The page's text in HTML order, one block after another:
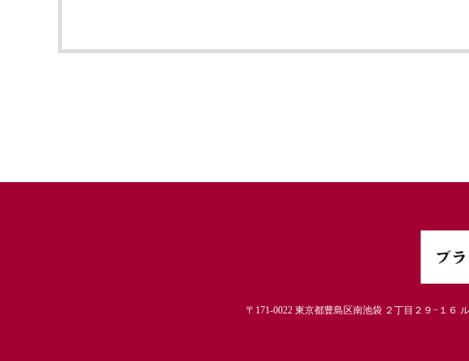
〒171-0022 東京都豊島区南池袋 ２丁目２９−１６